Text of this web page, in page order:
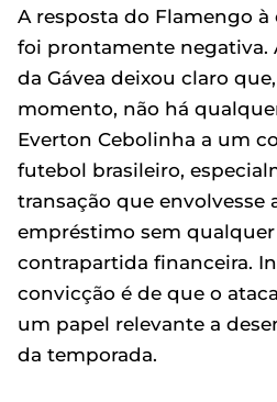
A resposta do Flamengo
foi prontamente negativa.
da Gávea deixou claro
momento, não há
Everton Cebolinha a um
futebol brasileiro,
transação que envolvesse
empréstimo sem
contrapartida financeira.
convicção é de que o
um papel relevante a
da temporada.